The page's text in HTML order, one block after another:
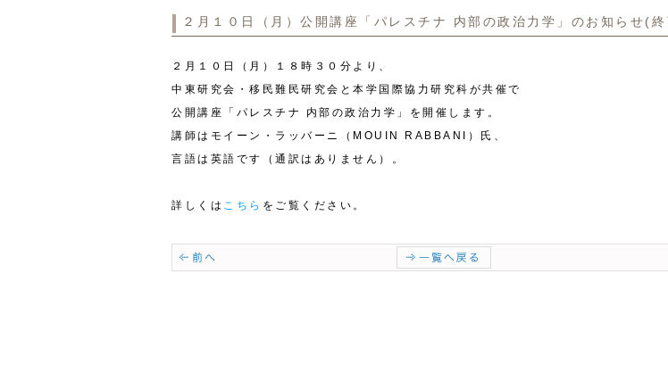
２月１０日（月）公開講座「パレスチナ 内部の政治力学」のお知らせ(終
２月１０日（月）１８時３０分より、
中東研究会・移民難民研究会と本学国際協力研究科が共催で
公開講座「パレスチナ 内部の政治力学」を開催します。
講師はモイーン・ラッバーニ（MOUIN RABBANI）氏、
言語は英語です（通訳はありません）。
詳しくは こちら をご覧ください。